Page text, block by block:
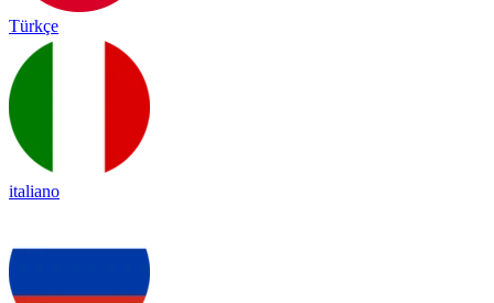
Türkçe
italiano